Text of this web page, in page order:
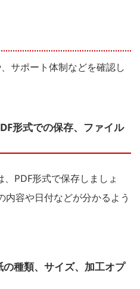
サポート体制などを確認し
形式での保存、ファイル
PDF形式で保存しましょ
内容や日付などが分かるよう
種類、サイズ、加工オプ